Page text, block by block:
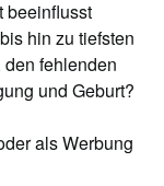
beeinflusst
hin zu tiefsten
fehlenden
und Geburt?
als Werbung